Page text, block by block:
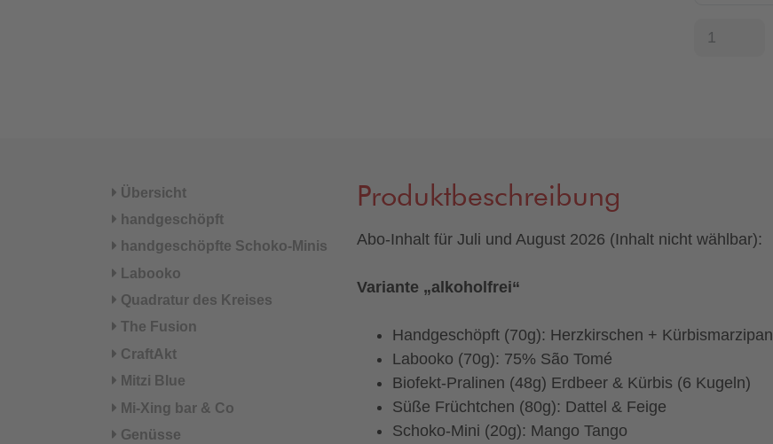
Übersicht
handgeschöpft
handgeschöpfte Schoko-Minis
Labooko
Quadratur des Kreises
The Fusion
CraftAkt
Mitzi Blue
Mi-Xing bar & Co
Genüsse
Produktbeschreibung
Abo-Inhalt für Juli und August 2026 (Inhalt nicht wählbar):
Variante „alkoholfrei“
Handgeschöpft (70g): Herzkirschen + Kürbismarzipan
Labooko (70g): 75% São Tomé
Biofekt-Pralinen (48g) Erdbeer & Kürbis (6 Kugeln)
Süße Früchtchen (80g): Dattel & Feige
Schoko-Mini (20g): Mango Tango